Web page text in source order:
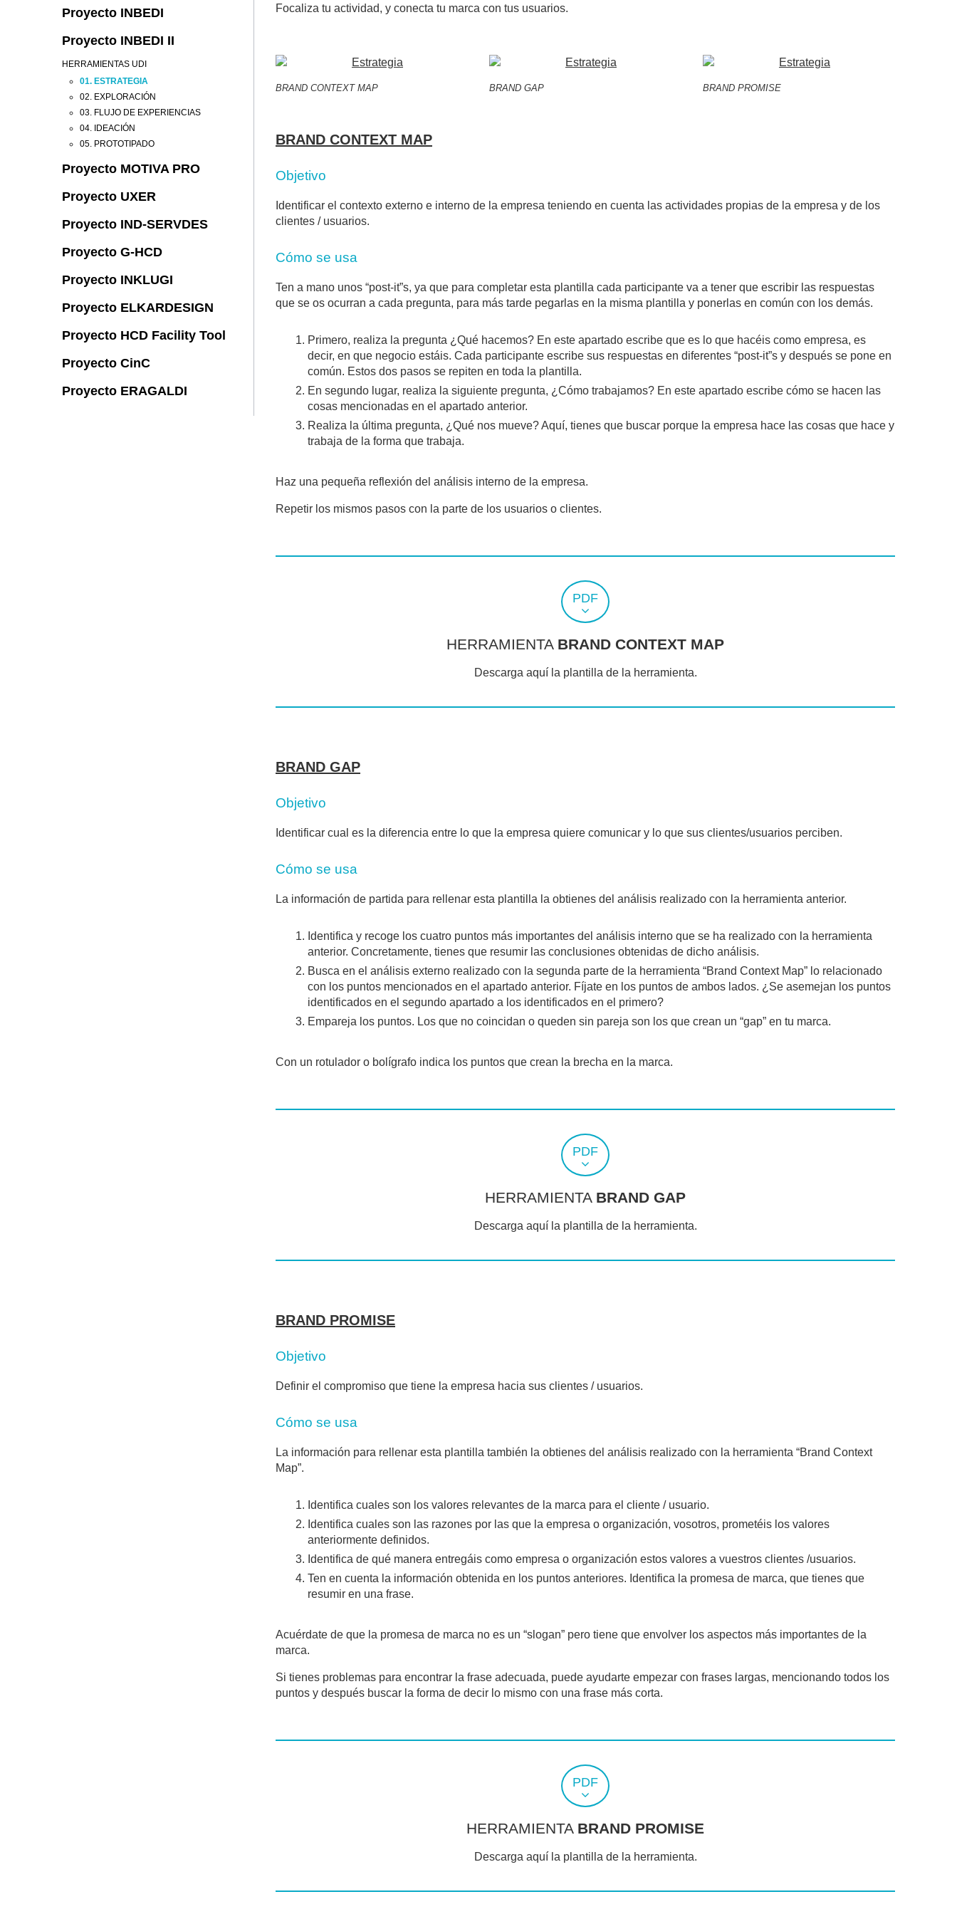
Focaliza tu actividad, y conecta tu marca con tus usuarios.
BRAND CONTEXT MAP BRAND GAP BRAND PROMISE
BRAND CONTEXT MAP
Objetivo
Identificar el contexto externo e interno de la empresa teniendo en cuenta las actividades propias de la empresa y de los
clientes / usuarios.
Cómo se usa
Ten a mano unos “post-it”s, ya que para completar esta plantilla cada participante va a tener que escribir las respuestas
que se os ocurran a cada pregunta, para más tarde pegarlas en la misma plantilla y ponerlas en común con los demás.
Primero, realiza la pregunta ¿Qué hacemos? En este apartado escribe que es lo que hacéis como empresa, es
decir, en que negocio estáis. Cada participante escribe sus respuestas en diferentes “post-it”s y después se pone en
común. Estos dos pasos se repiten en toda la plantilla.
En segundo lugar, realiza la siguiente pregunta, ¿Cómo trabajamos? En este apartado escribe cómo se hacen las
cosas mencionadas en el apartado anterior.
Realiza la última pregunta, ¿Qué nos mueve? Aquí, tienes que buscar porque la empresa hace las cosas que hace y
trabaja de la forma que trabaja.
Haz una pequeña reflexión del análisis interno de la empresa.
Repetir los mismos pasos con la parte de los usuarios o clientes.
PDF
HERRAMIENTA BRAND CONTEXT MAP
Descarga aquí la plantilla de la herramienta.
BRAND GAP
Objetivo
Identificar cual es la diferencia entre lo que la empresa quiere comunicar y lo que sus clientes/usuarios perciben.
Cómo se usa
La información de partida para rellenar esta plantilla la obtienes del análisis realizado con la herramienta anterior.
Identifica y recoge los cuatro puntos más importantes del análisis interno que se ha realizado con la herramienta
anterior. Concretamente, tienes que resumir las conclusiones obtenidas de dicho análisis.
Busca en el análisis externo realizado con la segunda parte de la herramienta “Brand Context Map” lo relacionado
con los puntos mencionados en el apartado anterior. Fíjate en los puntos de ambos lados. ¿Se asemejan los puntos
identificados en el segundo apartado a los identificados en el primero?
Empareja los puntos. Los que no coincidan o queden sin pareja son los que crean un “gap” en tu marca.
Con un rotulador o bolígrafo indica los puntos que crean la brecha en la marca.
PDF
HERRAMIENTA BRAND GAP
Descarga aquí la plantilla de la herramienta.
BRAND PROMISE
Objetivo
Definir el compromiso que tiene la empresa hacia sus clientes / usuarios.
Cómo se usa
La información para rellenar esta plantilla también la obtienes del análisis realizado con la herramienta “Brand Context
Map”.
Identifica cuales son los valores relevantes de la marca para el cliente / usuario.
Identifica cuales son las razones por las que la empresa o organización, vosotros, prometéis los valores
anteriormente definidos.
Identifica de qué manera entregáis como empresa o organización estos valores a vuestros clientes /usuarios.
Ten en cuenta la información obtenida en los puntos anteriores. Identifica la promesa de marca, que tienes que
resumir en una frase.
Acuérdate de que la promesa de marca no es un “slogan” pero tiene que envolver los aspectos más importantes de la
marca.
Si tienes problemas para encontrar la frase adecuada, puede ayudarte empezar con frases largas, mencionando todos los
puntos y después buscar la forma de decir lo mismo con una frase más corta.
PDF
HERRAMIENTA BRAND PROMISE
Descarga aquí la plantilla de la herramienta.
Proyecto INBEDI
Proyecto INBEDI II
HERRAMIENTAS UDI
01. ESTRATEGIA
02. EXPLORACIÓN
03. FLUJO DE EXPERIENCIAS
04. IDEACIÓN
05. PROTOTIPADO
Proyecto MOTIVA PRO
Proyecto UXER
Proyecto IND-SERVDES
Proyecto G-HCD
Proyecto INKLUGI
Proyecto ELKARDESIGN
Proyecto HCD Facility Tool
Proyecto CinC
Proyecto ERAGALDI